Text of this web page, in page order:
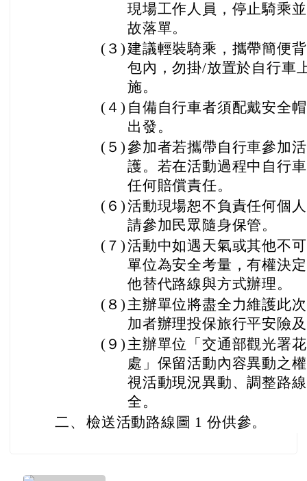
現場工作人員，停止騎乘
故落單。
(３)建議輕裝騎乘，攜帶簡便
包內，勿掛/放置於自行車
施。
(４) 自備自行車者須配戴安全
出發。
(５)參加者若攜帶自行車參加
護。若在活動過程中自行
任何賠償責任。
(６)活動現場恕不負責任何個
請參加民眾隨身保管。
(７)活動中如遇天氣或其他不
單位為安全考量，有權決
他替代路線與方式辦理。
(８) 主辦單位將盡全力維護此
加者辦理投保旅行平安險
(９) 主辦單位「交通部觀光署
處」保留活動內容異動之
視活動現況異動、調整路
全。
二、 檢送活動路線圖 1 份供參。